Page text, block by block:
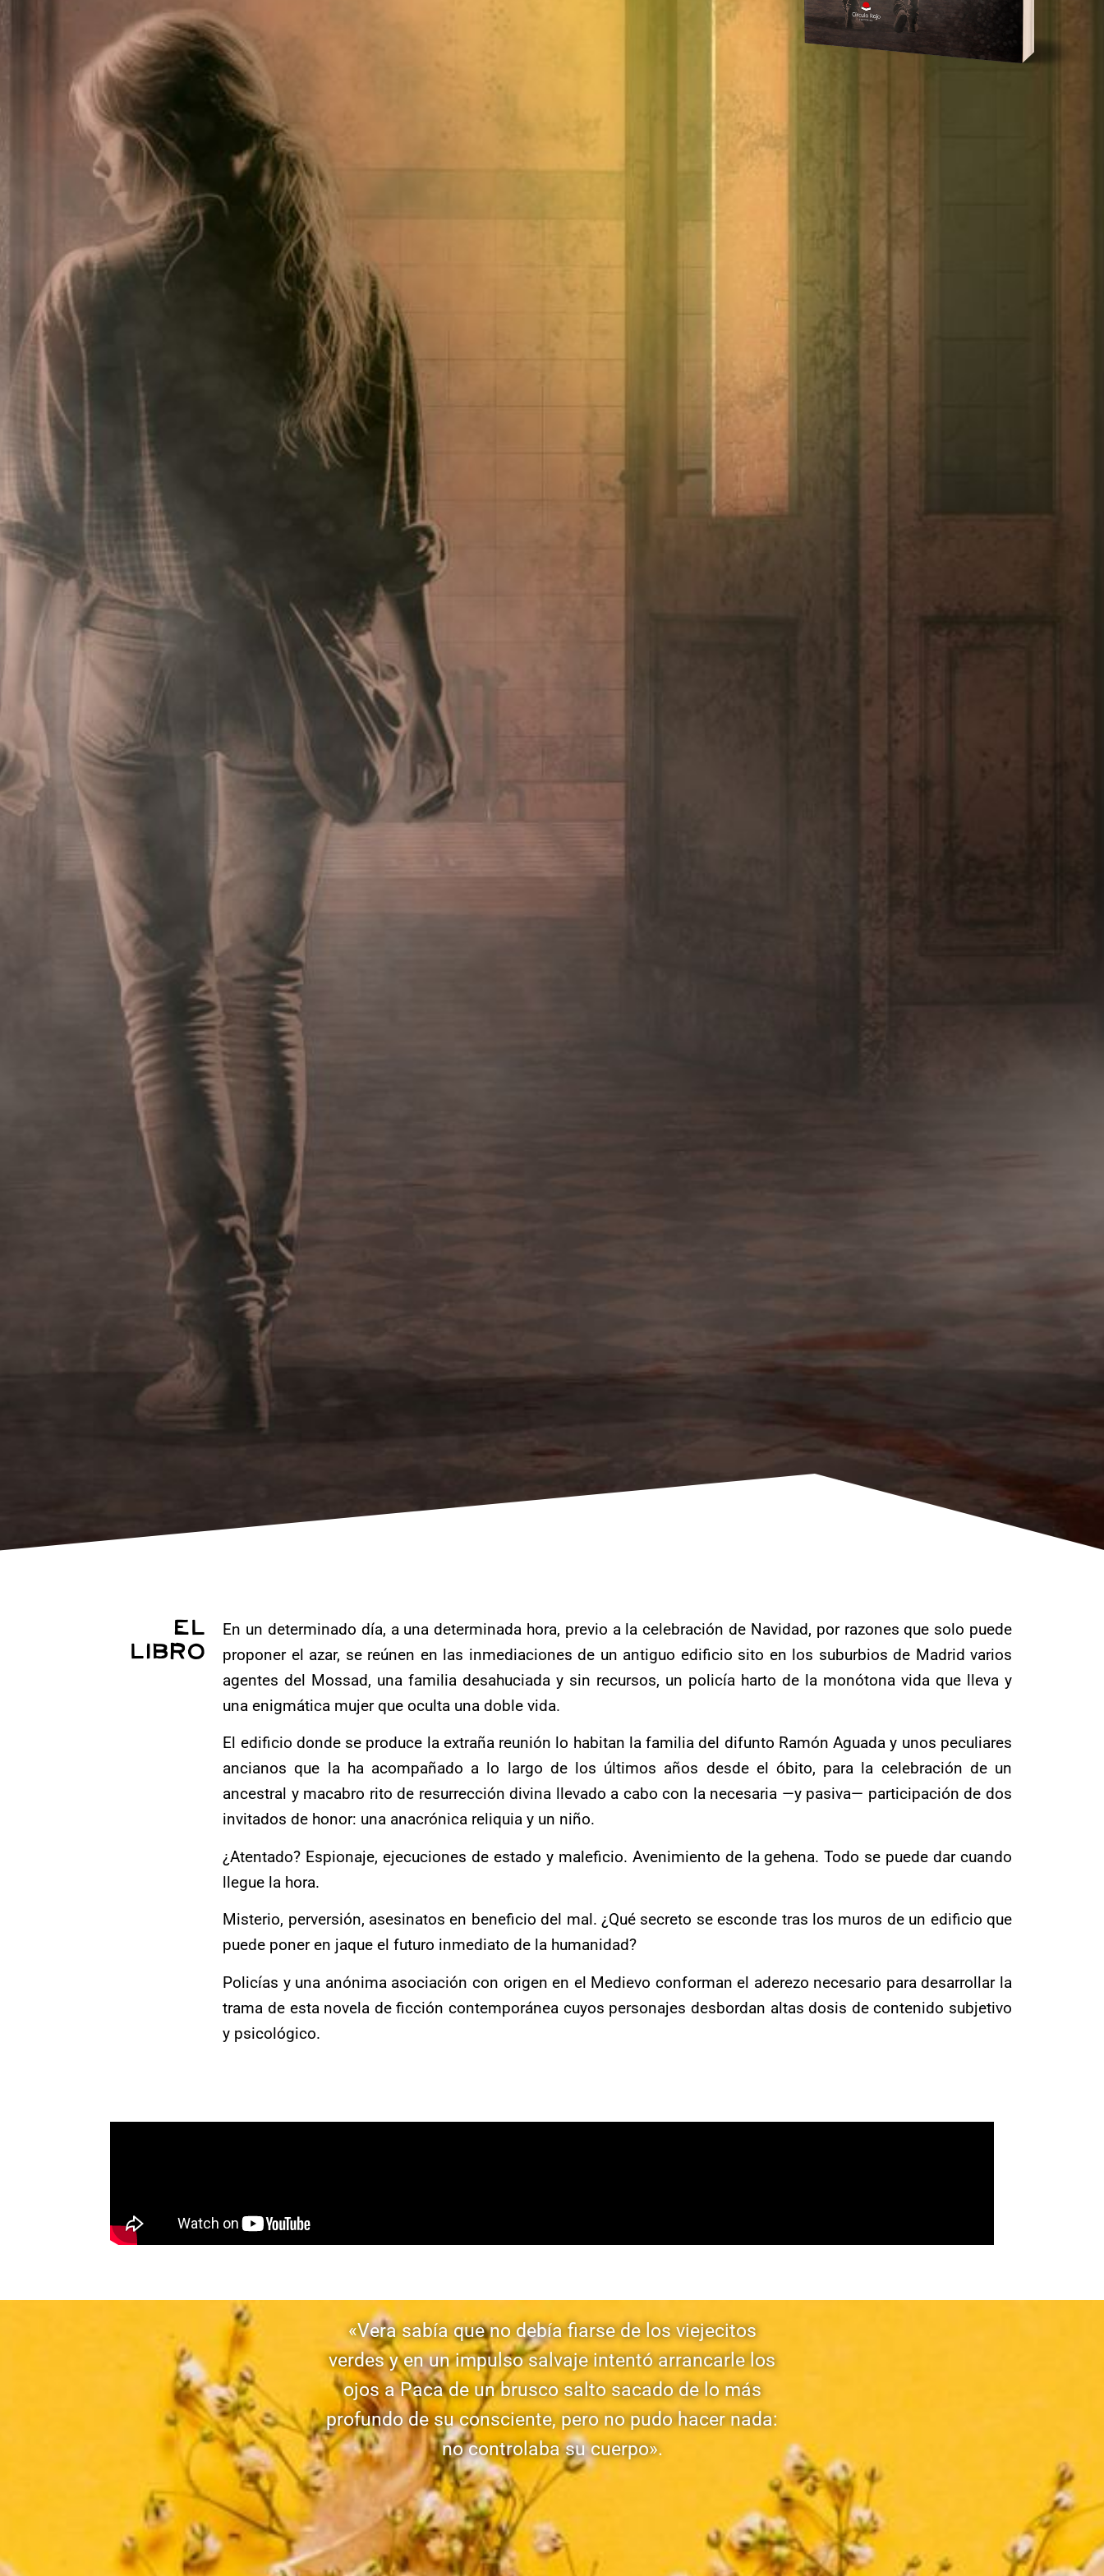
El
libro
En un determinado día, a una determinada hora, previo a la celebración de Navidad, por razones que solo puede
proponer el azar, se reúnen en las inmediaciones de un antiguo edificio sito en los suburbios de Madrid varios
agentes del Mossad, una familia desahuciada y sin recursos, un policía harto de la monótona vida que lleva y
una enigmática mujer que oculta una doble vida.
El edificio donde se produce la extraña reunión lo habitan la familia del difunto Ramón Aguada y unos peculiares
ancianos que la ha acompañado a lo largo de los últimos años desde el óbito, para la celebración de un
ancestral y macabro rito de resurrección divina llevado a cabo con la necesaria —y pasiva— participación de dos
invitados de honor: una anacrónica reliquia y un niño.
¿Atentado? Espionaje, ejecuciones de estado y maleficio. Avenimiento de la gehena. Todo se puede dar cuando
llegue la hora.
Misterio, perversión, asesinatos en beneficio del mal. ¿Qué secreto se esconde tras los muros de un edificio que
puede poner en jaque el futuro inmediato de la humanidad?
Policías y una anónima asociación con origen en el Medievo conforman el aderezo necesario para desarrollar la
trama de esta novela de ficción contemporánea cuyos personajes desbordan altas dosis de contenido subjetivo
y psicológico.
«Vera sabía que no debía fiarse de los viejecitos
verdes y en un impulso salvaje intentó arrancarle los
ojos a Paca de un brusco salto sacado de lo más
profundo de su consciente, pero no pudo hacer nada:
no controlaba su cuerpo».